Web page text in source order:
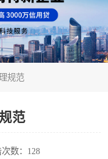
规范
范
次数：128